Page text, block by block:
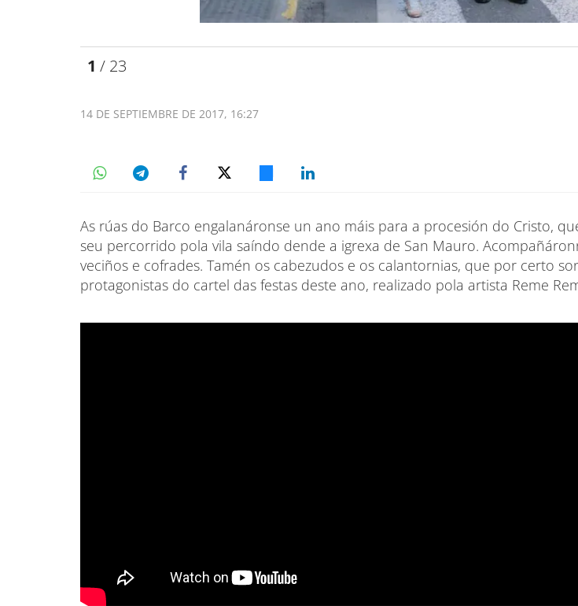
1 / 23
14 DE SEPTIEMBRE DE 2017, 16:27
As rúas do Barco engalanáronse un ano máis para a procesión do Cristo,
seu percorrido pola vila saíndo dende a igrexa de San Mauro.
veciños e cofrades. Tamén os cabezudos e os calantornias, que por certo
protagonistas do cartel das festas deste ano, realizado pola artista Reme